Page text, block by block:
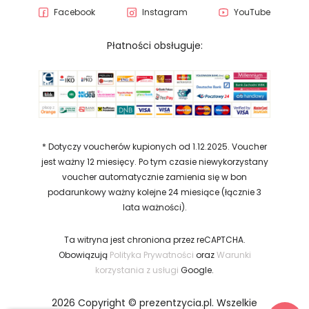
Doskonałym przykładem jest skok ze
absolutny szczyt odwagi. Jeśli jednak
wolisz łagodniejsze atrakcje, możesz
podarować bliskim romantyczną kolację
dla dwojga lub odprężający masaż
Nasza oferta stale rośnie, a my z pasją
dodajemy do niej nowe propozycje. Jeśli
nie możesz znaleźć wymarzonej atrakcji,
poszukamy wykonawcy, który zrealizuje ją
w Twojej okolicy.
Facebook Instagram YouTube
Płatności obsługuje:
* Dotyczy voucherów kupionych od 1.12.2025. Voucher
jest ważny 12 miesięcy. Po tym czasie niewykorzystany
voucher automatycznie zamienia się w bon
podarunkowy ważny kolejne 24 miesiące (łącznie 3
lata ważności).
Ta witryna jest chroniona przez reCAPTCHA.
Obowiązują Polityka Prywatności orazWarunki
korzystania z usługi Google.
2026 Copyright © prezentzycia.pl. Wszelkie